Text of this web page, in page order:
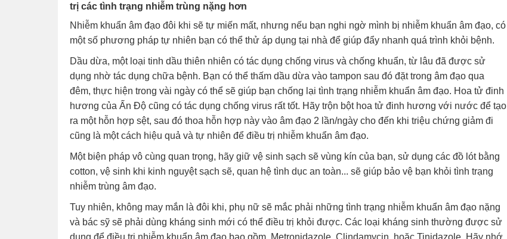
trị các tình trạng nhiễm trùng nặng hơn
Nhiễm khuẩn âm đạo đôi khi sẽ tự miến mất, nhưng nếu bạn nghi ngờ mình bị nhiễm khuẩn âm đạo, có
một số phương pháp tự nhiên bạn có thể thử áp dụng tại nhà để giúp đẩy nhanh quá trình khỏi bệnh.
Dầu dừa, một loại tinh dầu thiên nhiên có tác dụng chống virus và chống khuẩn, từ lâu đã được sử
dụng nhờ tác dụng chữa bệnh. Bạn có thể thấm dầu dừa vào tampon sau đó đặt trong âm đạo qua
đêm, thực hiện trong vài ngày có thể sẽ giúp bạn chống lại tình trạng nhiễm khuẩn âm đạo. Hoa tử đinh
hương của Ấn Độ cũng có tác dụng chống virus rất tốt. Hãy trộn bột hoa tử đinh hương với nước để tạo
ra một hỗn hợp sệt, sau đó thoa hỗn hợp này vào âm đạo 2 lần/ngày cho đến khi triệu chứng giảm đi
cũng là một cách hiệu quả và tự nhiên để điều trị nhiễm khuẩn âm đạo.
Một biện pháp vô cùng quan trọng, hãy giữ vệ sinh sạch sẽ vùng kín của bạn, sử dụng các đồ lót bằng
cotton, vệ sinh khi kinh nguyệt sạch sẽ, quan hệ tình dục an toàn... sẽ giúp bảo vệ bạn khỏi tình trạng
nhiễm trùng âm đạo.
Tuy nhiên, không may mắn là đôi khi, phụ nữ sẽ mắc phải những tình trạng nhiễm khuẩn âm đạo nặng
và bác sỹ sẽ phải dùng kháng sinh mới có thể điều trị khỏi được. Các loại kháng sinh thường được sử
dụng để điều trị nhiễm khuẩn âm đạo bao gồm Metronidazole, Clindamycin hoặc Tinidazole. Hãy nhớ,